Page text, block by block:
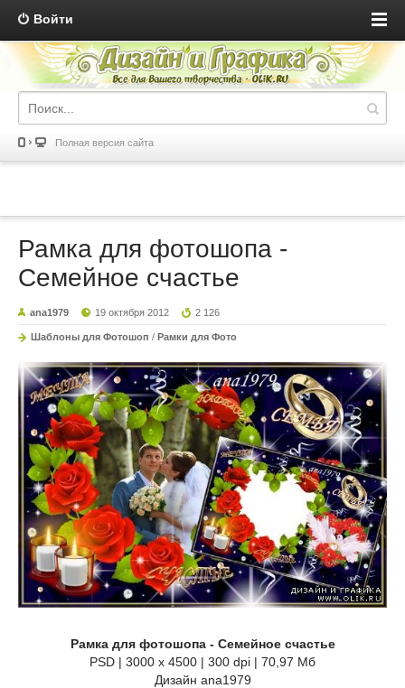
Войти
Полная версия сайта
Рамка для фотошопа -
Семейное счастье
ana1979 19 октября 2012 2 126
Шаблоны для Фотошоп / Рамки для Фото
Рамка для фотошопа - Семейное счастье
PSD | 3000 x 4500 | 300 dpi | 70,97 Мб
Дизайн ana1979